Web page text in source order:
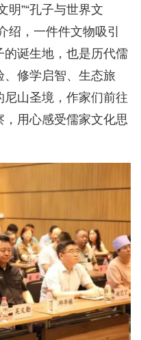
明”“孔子与世界文
绍，一件件文物吸引
诞生地，也是历代儒
修学启智、生态旅
山圣境，作家们前往
用心感受儒家文化思